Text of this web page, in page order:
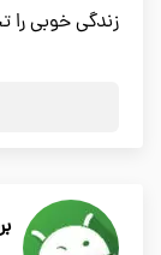
زندگي خوبي را